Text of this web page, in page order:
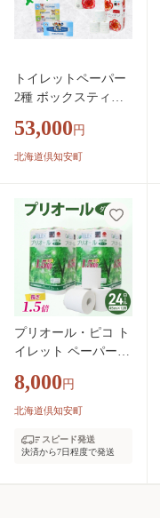
トイレットペーパー
2種 ボックスティッ
日本製 まとめ買い
防災 常備品 日用雑
イクル ティッシュ
ペーパー まとめ買い
雑貨 倶知安町
53,000 円
北海道倶知安町
プリオール・ピコ ト
イレット ペーパー 1.
計24ロール (12ロー
ル×2パック) 日本製
ル 防災 常備品 トイ
8,000 円
北海道倶知安町
スピード発送
決済から7日程度で発送